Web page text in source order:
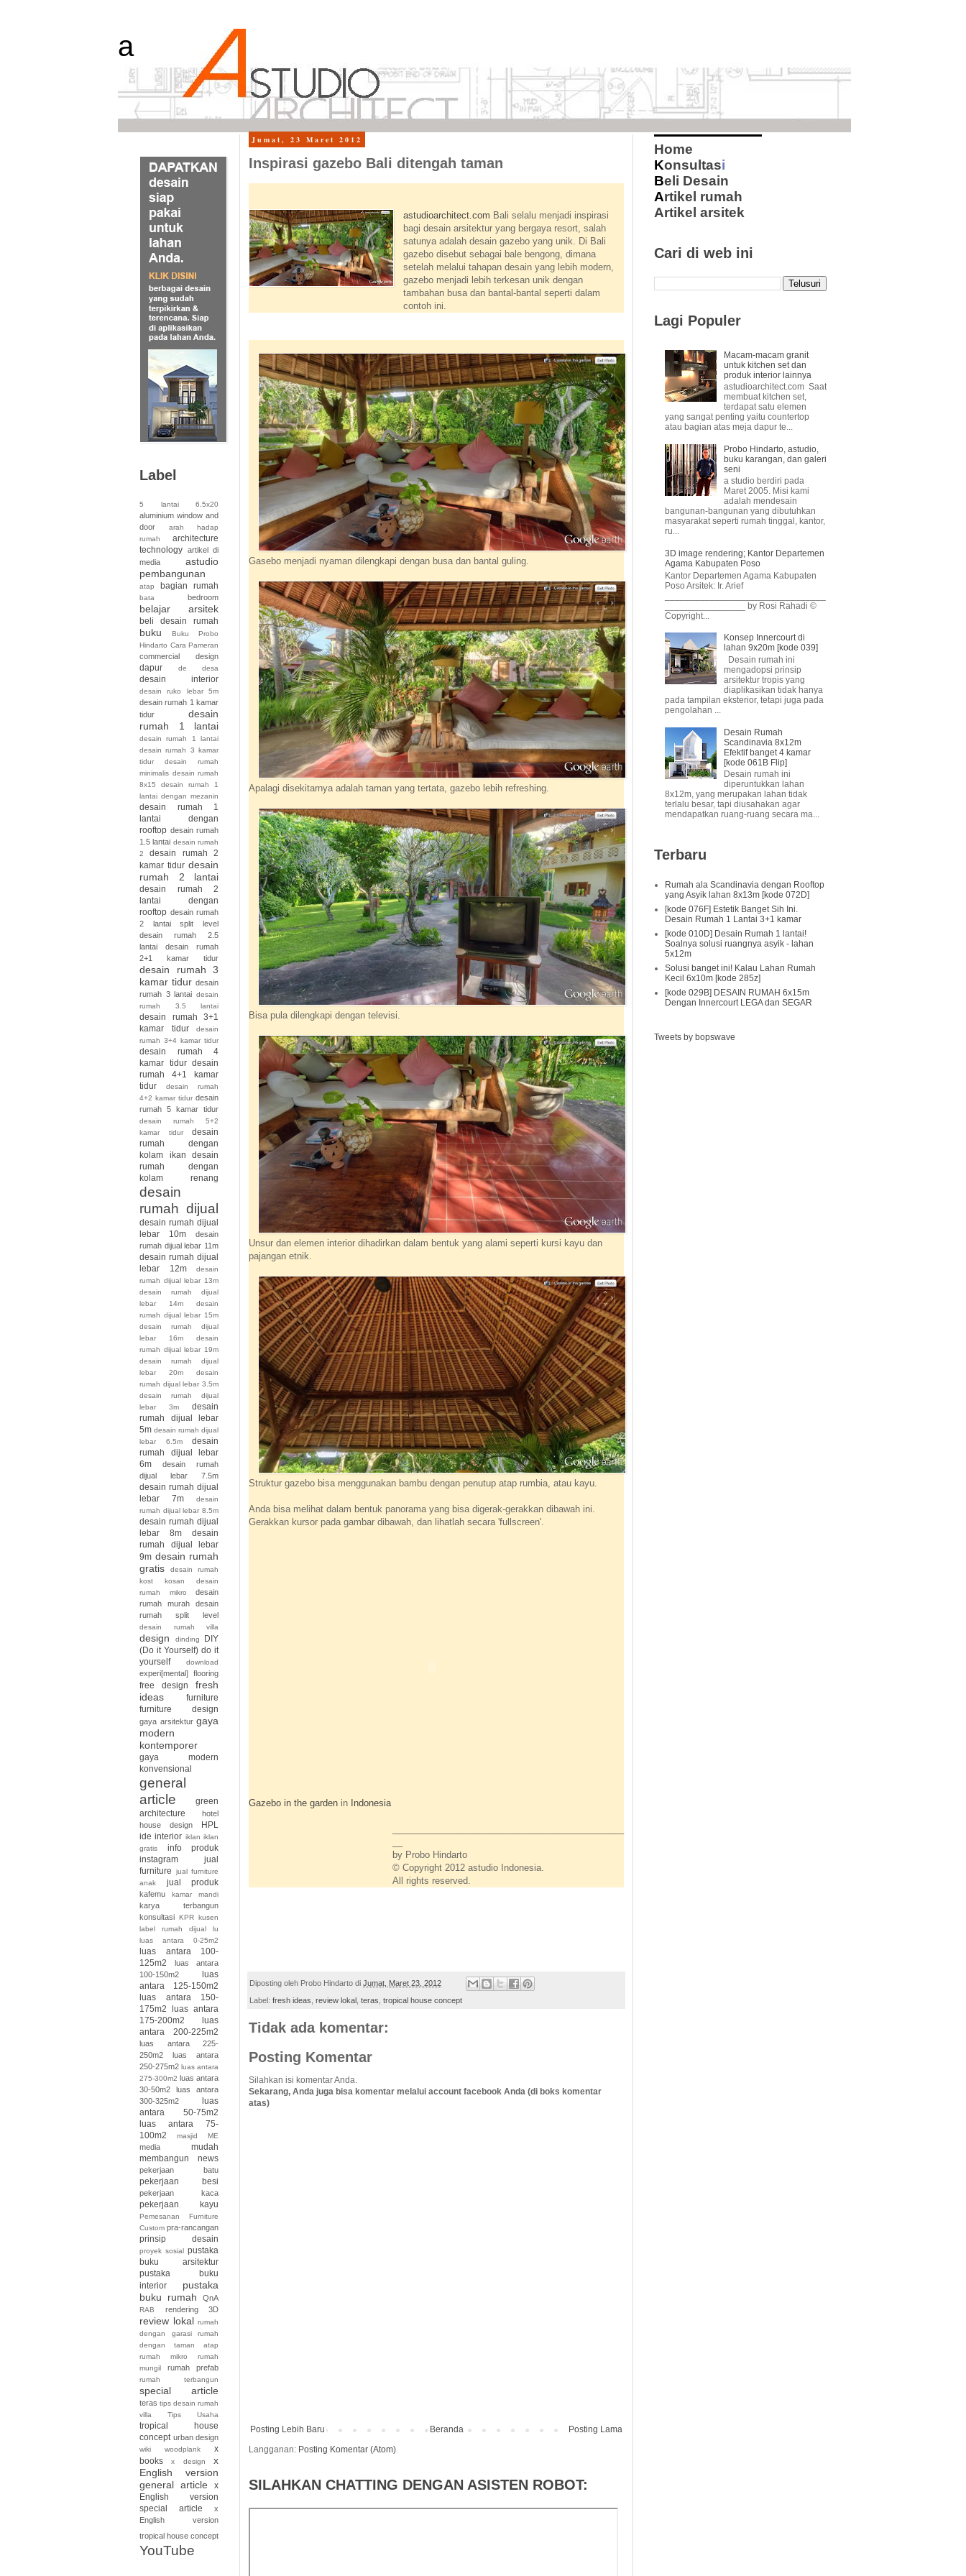
a
Jumat, 23 Maret 2012
Inspirasi gazebo Bali ditengah taman
astudioarchitect.com Bali selalu menjadi inspirasi
bagi desain arsitektur yang bergaya resort, salah
satunya adalah desain gazebo yang unik. Di Bali
gazebo disebut sebagai bale bengong, dimana
setelah melalui tahapan desain yang lebih modern,
gazebo menjadi lebih terkesan unik dengan
tambahan busa dan bantal-bantal seperti dalam
contoh ini.
Gasebo menjadi nyaman dilengkapi dengan busa dan bantal guling.
Apalagi disekitarnya adalah taman yang tertata, gazebo lebih refreshing.
Bisa pula dilengkapi dengan televisi.
Unsur dan elemen interior dihadirkan dalam bentuk yang alami seperti kursi kayu dan
pajangan etnik.
Struktur gazebo bisa menggunakan bambu dengan penutup atap rumbia, atau kayu.
Anda bisa melihat dalam bentuk panorama yang bisa digerak-gerakkan dibawah ini.
Gerakkan kursor pada gambar dibawah, dan lihatlah secara 'fullscreen'.
Gazebo in the garden in Indonesia
by Probo Hindarto
© Copyright 2012 astudio Indonesia.
All rights reserved.
Diposting oleh Probo Hindarto di Jumat, Maret 23, 2012
Label: fresh ideas review lokal teras tropical house concept
Tidak ada komentar:
Posting Komentar
Silahkan isi komentar Anda.
Sekarang, Anda juga bisa komentar melalui account facebook Anda (di boks komentar
atas)
Posting Lebih Baru Posting Lama
Beranda
Langganan: Posting Komentar (Atom)
SILAHKAN CHATTING DENGAN ASISTEN ROBOT:
Label
5 lantai 6.5x20
aluminium window and
door
arah hadap
rumah
architecture
technology artikel di
media
astudio
pembangunan
atap bagian rumah
bata bedroom
belajar arsitek
beli desain rumah
buku
Buku Probo
Hindarto Cara Pameran
commercial design
dapur de desa
desain interior
desain ruko lebar 5m
desain rumah 1 kamar
tidur
desain
rumah 1 lantai
desain rumah 1 lantai
desain rumah 3 kamar
tidur desain rumah
minimalis desain rumah
8x15
desain rumah 1
lantai dengan mezanin
desain rumah 1
lantai dengan
rooftop desain rumah
1.5 lantai desain rumah
2
desain rumah 2
kamar tidur desain
rumah 2 lantai
desain rumah 2
lantai dengan
rooftop desain rumah
2 lantai split level
desain rumah 2.5
lantai
desain rumah
2+1 kamar tidur
desain rumah 3
kamar tidur desain
rumah 3 lantai desain
rumah 3.5 lantai
desain rumah 3+1
kamar tidur
desain
rumah 3+4 kamar tidur
desain rumah 4
kamar tidur desain
rumah 4+1 kamar
tidur
desain rumah
4+2 kamar tidur desain
rumah 5 kamar tidur
desain rumah 5+2
kamar tidur
desain
rumah dengan
kolam ikan
desain
rumah dengan
kolam renang
desain
rumah dijual
desain rumah dijual
lebar 10m
desain
rumah dijual lebar 11m
desain rumah dijual
lebar 12m
desain
rumah dijual lebar 13m
desain rumah dijual
lebar 14m
desain
rumah dijual lebar 15m
desain rumah dijual
lebar 16m
desain
rumah dijual lebar 19m
desain rumah dijual
lebar 20m
desain
rumah dijual lebar 3.5m
desain rumah dijual
lebar 3m
desain
rumah dijual lebar
5m desain rumah dijual
lebar 6.5m
desain
rumah dijual lebar
6m
desain rumah
dijual lebar 7.5m
desain rumah dijual
lebar 7m
desain
rumah dijual lebar 8.5m
desain rumah dijual
lebar 8m
desain
rumah dijual lebar
9m desain rumah
gratis
desain rumah
kost kosan
desain
rumah mikro
desain
rumah murah
desain
rumah split level
desain rumah villa
design dinding
DIY
(Do it Yourself) do it
yourself
download
experi[mental] flooring
free design
fresh
ideas
furniture
furniture design
gaya arsitektur gaya
modern
kontemporer
gaya modern
konvensional
general
article
green
architecture
hotel
house design
HPL
ide interior iklan iklan
gratis
info produk
instagram
jual
furniture
jual furniture
anak
jual produk
kafemu kamar mandi
karya terbangun
konsultasi KPR kusen
label rumah dijual
lu
luas antara 0-25m2
luas antara 100-
125m2
luas antara
100-150m2
luas
antara 125-150m2
luas antara 150-
175m2
luas antara
175-200m2
luas
antara 200-225m2
luas antara 225-
250m2
luas antara
250-275m2 luas antara
275-300m2 luas antara
30-50m2
luas antara
300-325m2
luas
antara 50-75m2
luas antara 75-
100m2
masjid ME
media
mudah
membangun
news
pekerjaan batu
pekerjaan besi
pekerjaan kaca
pekerjaan kayu
Pemesanan Furniture
Custom pra-rancangan
prinsip desain
proyek sosial pustaka
buku arsitektur
pustaka buku
interior
pustaka
buku rumah
QnA
RAB rendering 3D
review lokal rumah
dengan garasi
rumah
dengan taman atap
rumah mikro
rumah
mungil
rumah prefab
rumah terbangun
special article
teras tips desain rumah
villa
Tips Usaha
tropical house
concept urban design
wiki woodplank
x
books
x design
x
English version
general article
x
English version
special article
x
English version
tropical house concept
YouTube
Home
Konsultasi
Beli Desain
Artikel rumah
Artikel arsitek
Cari di web ini
Lagi Populer
Macam-macam granit
untuk kitchen set dan
produk interior lainnya
astudioarchitect.com Saat
membuat kitchen set,
terdapat satu elemen
yang sangat penting yaitu countertop
atau bagian atas meja dapur te...
Probo Hindarto, astudio,
buku karangan, dan galeri
seni
a studio berdiri pada
Maret 2005. Misi kami
adalah mendesain
bangunan-bangunan yang dibutuhkan
masyarakat seperti rumah tinggal, kantor,
ru...
3D image rendering; Kantor Departemen
Agama Kabupaten Poso
Kantor Departemen Agama Kabupaten
Poso Arsitek: Ir. Arief
________________ by Rosi Rahadi ©
Copyright...
Konsep Innercourt di
lahan 9x20m [kode 039]
Desain rumah ini
mengadopsi prinsip
arsitektur tropis yang
diaplikasikan tidak hanya
pada tampilan eksterior, tetapi juga pada
pengolahan ...
Desain Rumah
Scandinavia 8x12m
Efektif banget 4 kamar
[kode 061B Flip]
Desain rumah ini
diperuntukkan lahan
8x12m, yang merupakan lahan tidak
terlalu besar, tapi diusahakan agar
mendapatkan ruang-ruang secara ma...
Terbaru
Rumah ala Scandinavia dengan Rooftop
yang Asyik lahan 8x13m [kode 072D]
[kode 076F] Estetik Banget Sih Ini.
Desain Rumah 1 Lantai 3+1 kamar
[kode 010D] Desain Rumah 1 lantai!
Soalnya solusi ruangnya asyik - lahan
5x12m
Solusi banget ini! Kalau Lahan Rumah
Kecil 6x10m [kode 285z]
[kode 029B] DESAIN RUMAH 6x15m
Dengan Innercourt LEGA dan SEGAR
Tweets by bopswave